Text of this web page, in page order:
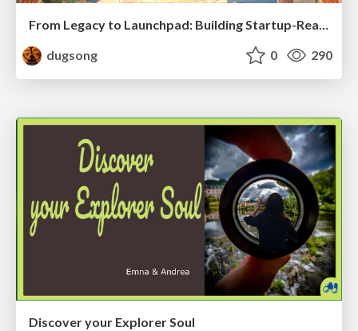
From Legacy to Launchpad: Building Startup-Ready Communities
dugsong
0 290
Discover your Explorer Soul